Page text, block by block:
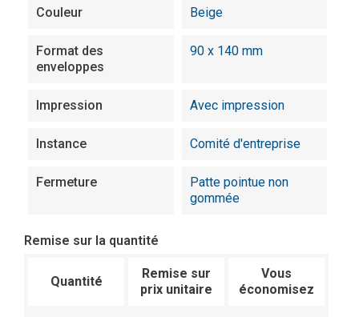
Couleur Beige
Format des
enveloppes
90 x 140 mm
Impression Avec impression
Instance Comité d'entreprise
Fermeture
Patte pointue non
gommée
Remise sur la quantité
Quantité
Remise sur
prix unitaire
Vous
économisez